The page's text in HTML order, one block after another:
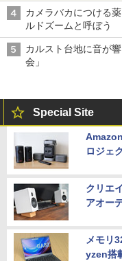
カメラバカにつける
ルドズームと呼ぼう
カルスト台地に音が
会」
Special Site
ロジェ
クリエ
アオー
メモリ
yzen搭